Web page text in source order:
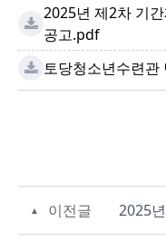
2025년 제2차 기
공고.pdf
토당청소년수련
이전글